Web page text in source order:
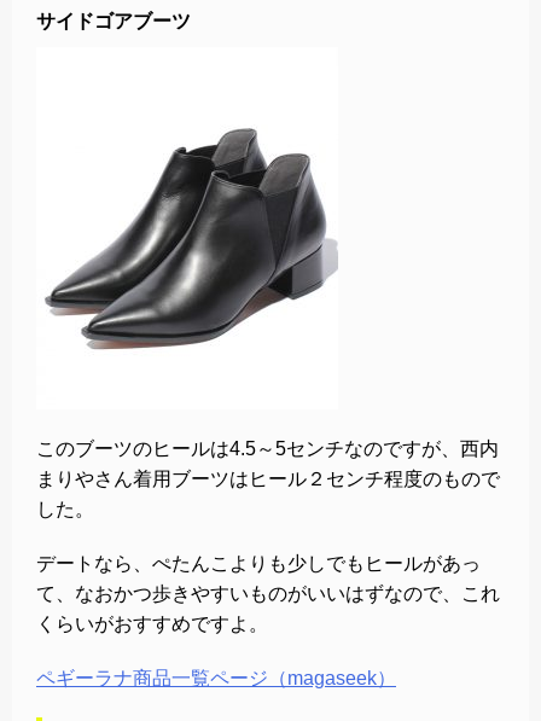
サイドゴアブーツ
このブーツのヒールは4.5～5センチなのですが、西内
まりやさん着用ブーツはヒール２センチ程度のもので
した。
デートなら、ぺたんこよりも少しでもヒールがあっ
て、なおかつ歩きやすいものがいいはずなので、これ
くらいがおすすめですよ。
ペギーラナ商品一覧ページ（magaseek）